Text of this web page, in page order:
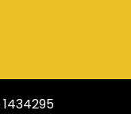
1434295